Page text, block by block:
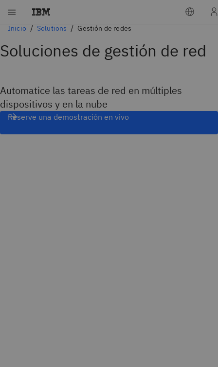
Inicio Solutions Gestión de redes
Soluciones de gestión de red
Automatice las tareas de red en múltiples
dispositivos y en la nube
Reserve una demostración en vivo